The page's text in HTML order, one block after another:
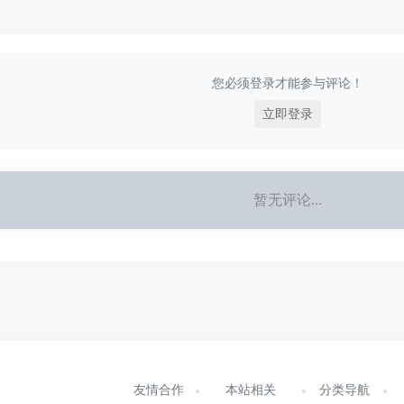
您必须登录才能参与评论！
立即登录
暂无评论...
友情合作 本站相关 分类导航